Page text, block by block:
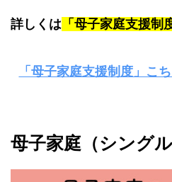
詳しくは 「母子家庭支援制
「母子家庭支援制度」こ
母子家庭（シング